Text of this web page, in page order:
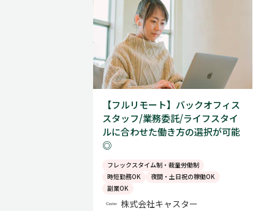
【フルリモート】バックオフィス
スタッフ/業務委託/ライフスタイ
ルに合わせた働き方の選択が可能
◎
フレックスタイム制・裁量労働制
時短勤務OK
夜間・土日祝の稼働OK
副業OK
株式会社キャスター